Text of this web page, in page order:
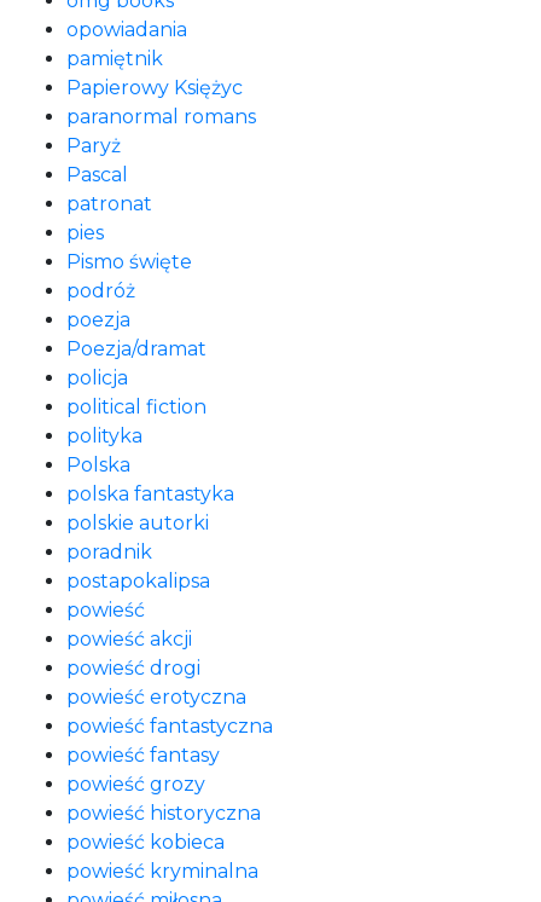
opowiadania
pamiętnik
Papierowy Księżyc
paranormal romans
Paryż
Pascal
patronat
pies
Pismo święte
podróż
poezja
Poezja/dramat
policja
political fiction
polityka
Polska
polska fantastyka
polskie autorki
poradnik
postapokalipsa
powieść
powieść akcji
powieść drogi
powieść erotyczna
powieść fantastyczna
powieść fantasy
powieść grozy
powieść historyczna
powieść kobieca
powieść kryminalna